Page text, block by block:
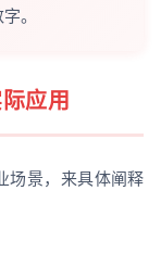
。
应用
场景，来具体阐释